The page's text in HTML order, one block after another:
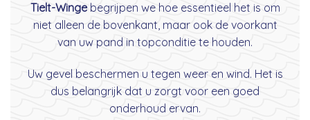
Tielt-Wingebegrijpen we hoe essentieel het is om
niet alleen de bovenkant, maar ook de voorkant
van uw pand in topconditie te houden.
Uw gevel beschermen u tegen weer en wind. Het is
dus belangrijk dat u zorgt voor een goed
onderhoud ervan.